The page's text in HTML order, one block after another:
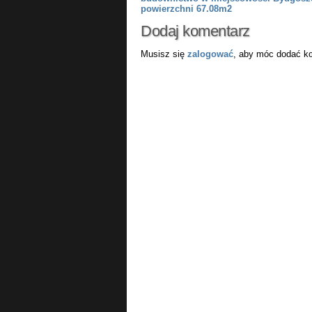
powierzchni 67.08m2
Dodaj komentarz
Musisz się zalogować, aby móc dodać